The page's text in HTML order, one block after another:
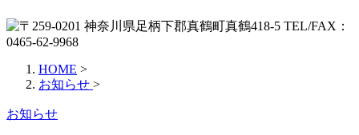
HOME >
お知らせ >
お知らせ